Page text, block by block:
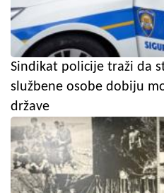
Sindikat policije traži da
službene osobe dobiju
države